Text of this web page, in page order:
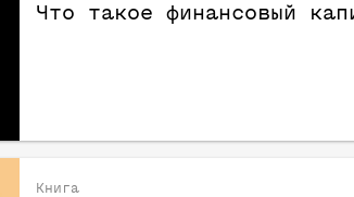
Что такое финансовый
Книга